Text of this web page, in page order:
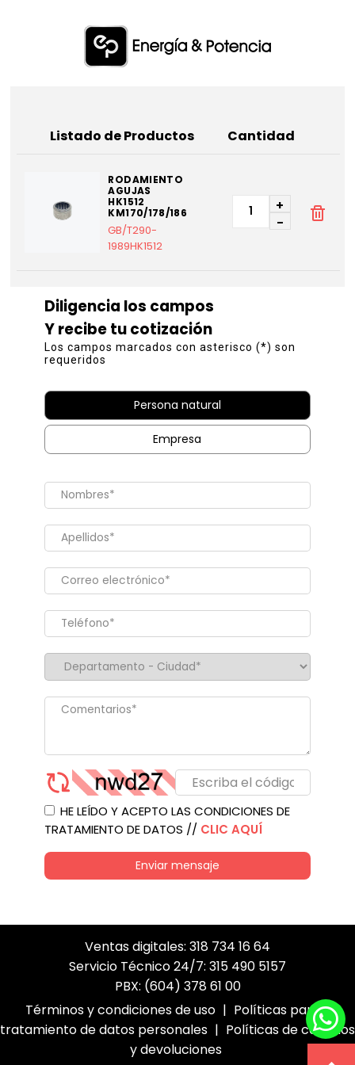
Listado de Productos Cantidad
RODAMIENTO
AGUJAS
HK1512
KM170/178/186
GB/T290-
1989HK1512
+
-
Diligencia los campos
Y recibe tu cotización
Los campos marcados con asterisco (*) son
requeridos
Persona natural
Empresa
HE LEÍDO Y ACEPTO LAS CONDICIONES DE
TRATAMIENTO DE DATOS // CLIC AQUÍ
Enviar mensaje
Ventas digitales: 318 734 16 64
Servicio Técnico 24/7: 315 490 5157
PBX: (604) 378 61 00
Términos y condiciones de uso | Políticas para el
tratamiento de datos personales | Políticas de cambios
y devoluciones